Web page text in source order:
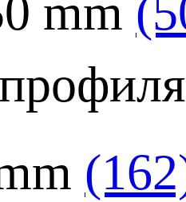
mm